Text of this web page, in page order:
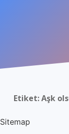
Yasal Uyarı
Hakkımızda
Etiket:Aşk
Sitemap